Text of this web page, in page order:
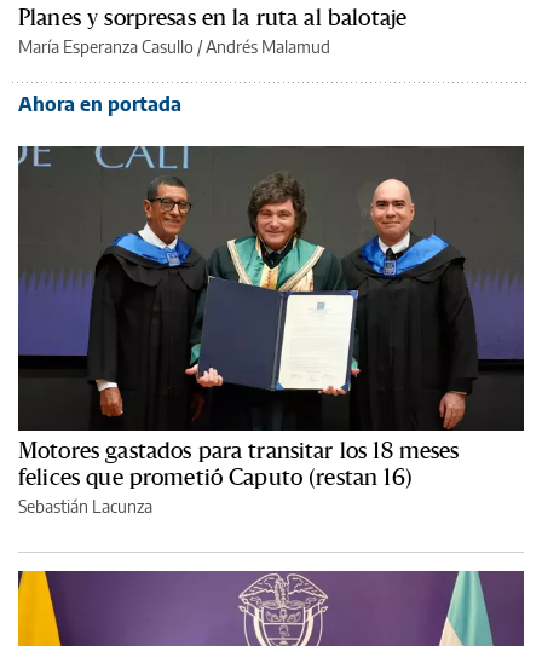
Planes y sorpresas en la ruta al balotaje
María Esperanza Casullo /Andrés Malamud
Ahora en portada
Motores gastados para transitar los 18 meses
felices que prometió Caputo (restan 16)
Sebastián Lacunza